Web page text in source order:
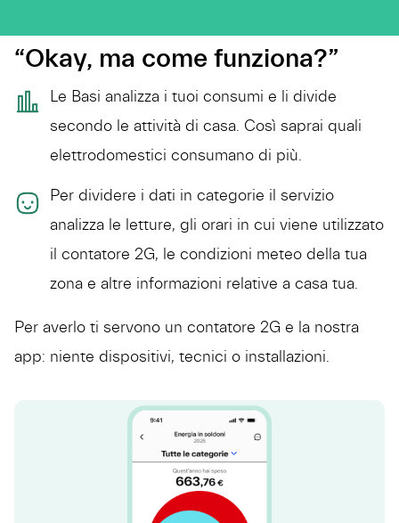
“Okay, ma come funziona?”
Le Basi analizza i tuoi consumi e li divide
secondo le attività di casa. Così saprai quali
elettrodomestici consumano di più.
Per dividere i dati in categorie il servizio
analizza le letture, gli orari in cui viene utilizzato
il contatore 2G, le condizioni meteo della tua
zona e altre informazioni relative a casa tua.
Per averlo ti servono un contatore 2G e la nostra
app: niente dispositivi, tecnici o installazioni.